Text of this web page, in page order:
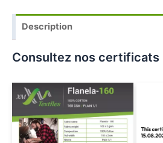
Description
Consultez nos certificats